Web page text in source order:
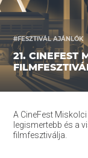
#FESZTIVÁL AJÁNLÓK
21. CINEFEST
A CineFest
legismertebb és a
filmfesztiválja.